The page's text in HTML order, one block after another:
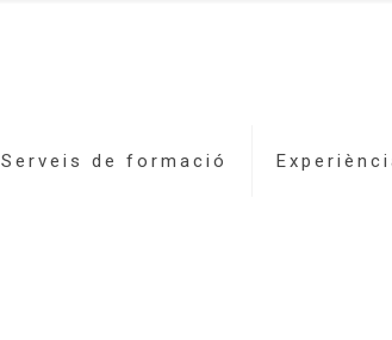
Serveis de formació